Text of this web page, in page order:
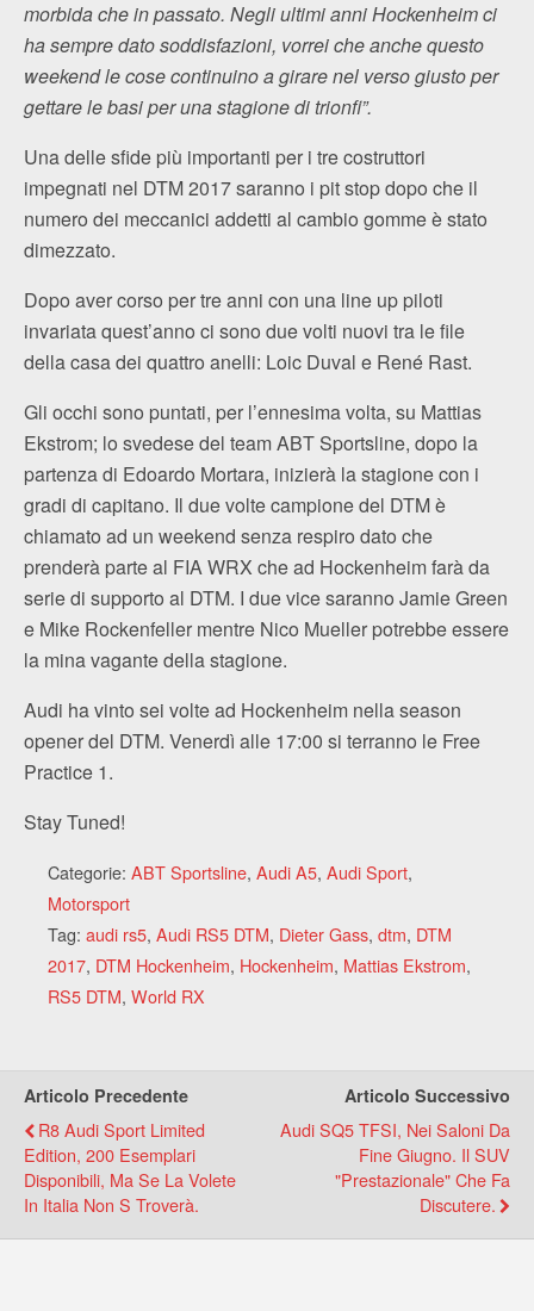
morbida che in passato. Negli ultimi anni Hockenheim ci
ha sempre dato soddisfazioni, vorrei che anche questo
weekend le cose continuino a girare nel verso giusto per
gettare le basi per una stagione di trionfi”.
Una delle sfide più importanti per i tre costruttori
impegnati nel DTM 2017 saranno i pit stop dopo che il
numero dei meccanici addetti al cambio gomme è stato
dimezzato.
Dopo aver corso per tre anni con una line up piloti
invariata quest’anno ci sono due volti nuovi tra le file
della casa dei quattro anelli: Loic Duval e René Rast.
Gli occhi sono puntati, per l’ennesima volta, su Mattias
Ekstrom; lo svedese del team ABT Sportsline, dopo la
partenza di Edoardo Mortara, inizierà la stagione con i
gradi di capitano. Il due volte campione del DTM è
chiamato ad un weekend senza respiro dato che
prenderà parte al FIA WRX che ad Hockenheim farà da
serie di supporto al DTM. I due vice saranno Jamie Green
e Mike Rockenfeller mentre Nico Mueller potrebbe essere
la mina vagante della stagione.
Audi ha vinto sei volte ad Hockenheim nella season
opener del DTM. Venerdì alle 17:00 si terranno le Free
Practice 1.
Stay Tuned!
Categorie: ABT Sportsline, Audi A5, Audi Sport,
Motorsport
Tag: audi rs5, Audi RS5 DTM, Dieter Gass, dtm, DTM
2017, DTM Hockenheim, Hockenheim, Mattias Ekstrom,
RS5 DTM, World RX
Articolo Precedente
R8 Audi Sport Limited
Edition, 200 Esemplari
Disponibili, Ma Se La Volete
In Italia Non S Troverà.
Articolo Successivo
Audi SQ5 TFSI, Nei Saloni Da
Fine Giugno. Il SUV
"prestazionale" Che Fa
Discutere.